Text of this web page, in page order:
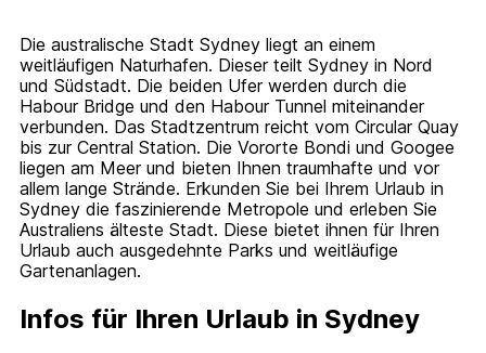
Die australische Stadt Sydney liegt an einem
weitläufigen Naturhafen. Dieser teilt Sydney in Nord
und Südstadt. Die beiden Ufer werden durch die
Habour Bridge und den Habour Tunnel miteinander
verbunden. Das Stadtzentrum reicht vom Circular Quay
bis zur Central Station. Die Vororte Bondi und Googee
liegen am Meer und bieten Ihnen traumhafte und vor
allem lange Strände. Erkunden Sie bei Ihrem Urlaub in
Sydney die faszinierende Metropole und erleben Sie
Australiens älteste Stadt. Diese bietet ihnen für Ihren
Urlaub auch ausgedehnte Parks und weitläufige
Gartenanlagen.
Infos für Ihren Urlaub in Sydney